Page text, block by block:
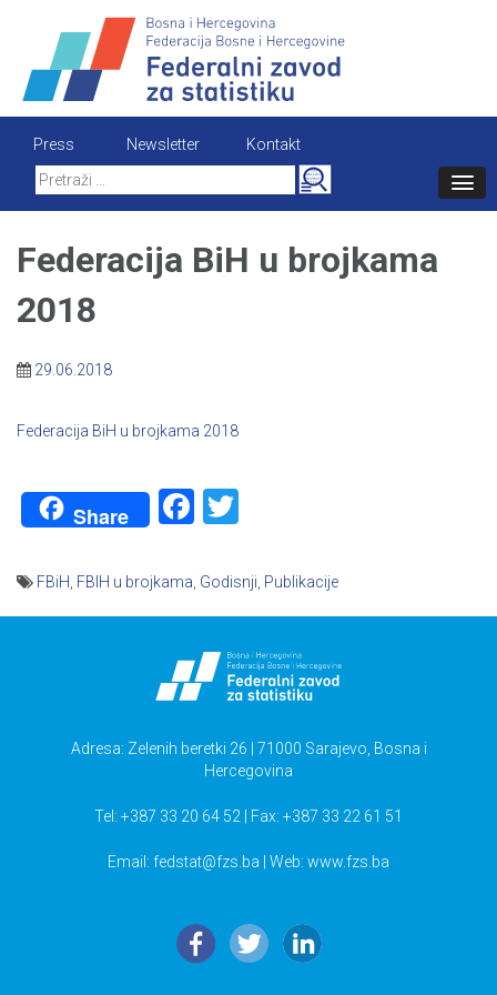
content
Press Newsletter
Kontakt
Search
for:
Federacija BiH u brojkama
2018
29.06.2018
Federacija BiH u brojkama 2018
Share Facebook
FBiH FBIH u brojkama Godisnji Publikacije
Adresa: Zelenih beretki 26 | 71000 Sarajevo, Bosna i
Hercegovina
Tel: +387 33 20 64 52 | Fax: +387 33 22 61 51
Email: fedstat@fzs.ba | Web: www.fzs.ba